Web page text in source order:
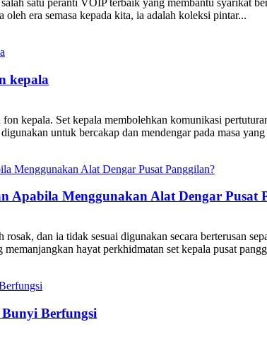
satu peranti VOIP terbaik yang membantu syarikat
era semasa kepada kita, ia adalah koleksi pintar...
kepala
kepala. Set kepala membolehkan komunikasi
untuk bercakap dan mendengar pada masa
Apabila Menggunakan Alat Dengar Pusat
dan ia tidak sesuai digunakan secara berterusan
hayat perkhidmatan set kepala pusat
Berfungsi